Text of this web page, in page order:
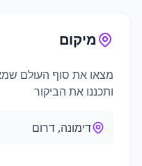
מיקום
מצאו את סוף העולם
ותכננו את הביקור
דימונה, דרום